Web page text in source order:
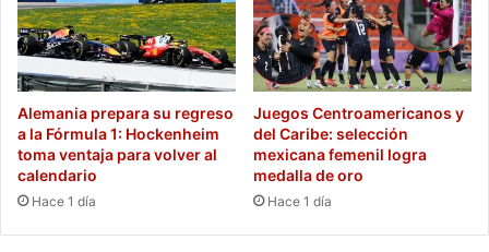
Alemania prepara su regreso
a la Fórmula 1: Hockenheim
toma ventaja para volver al
calendario
Hace 1 día
Juegos Centroamericanos y
del Caribe: selección
mexicana femenil logra
medalla de oro
Hace 1 día